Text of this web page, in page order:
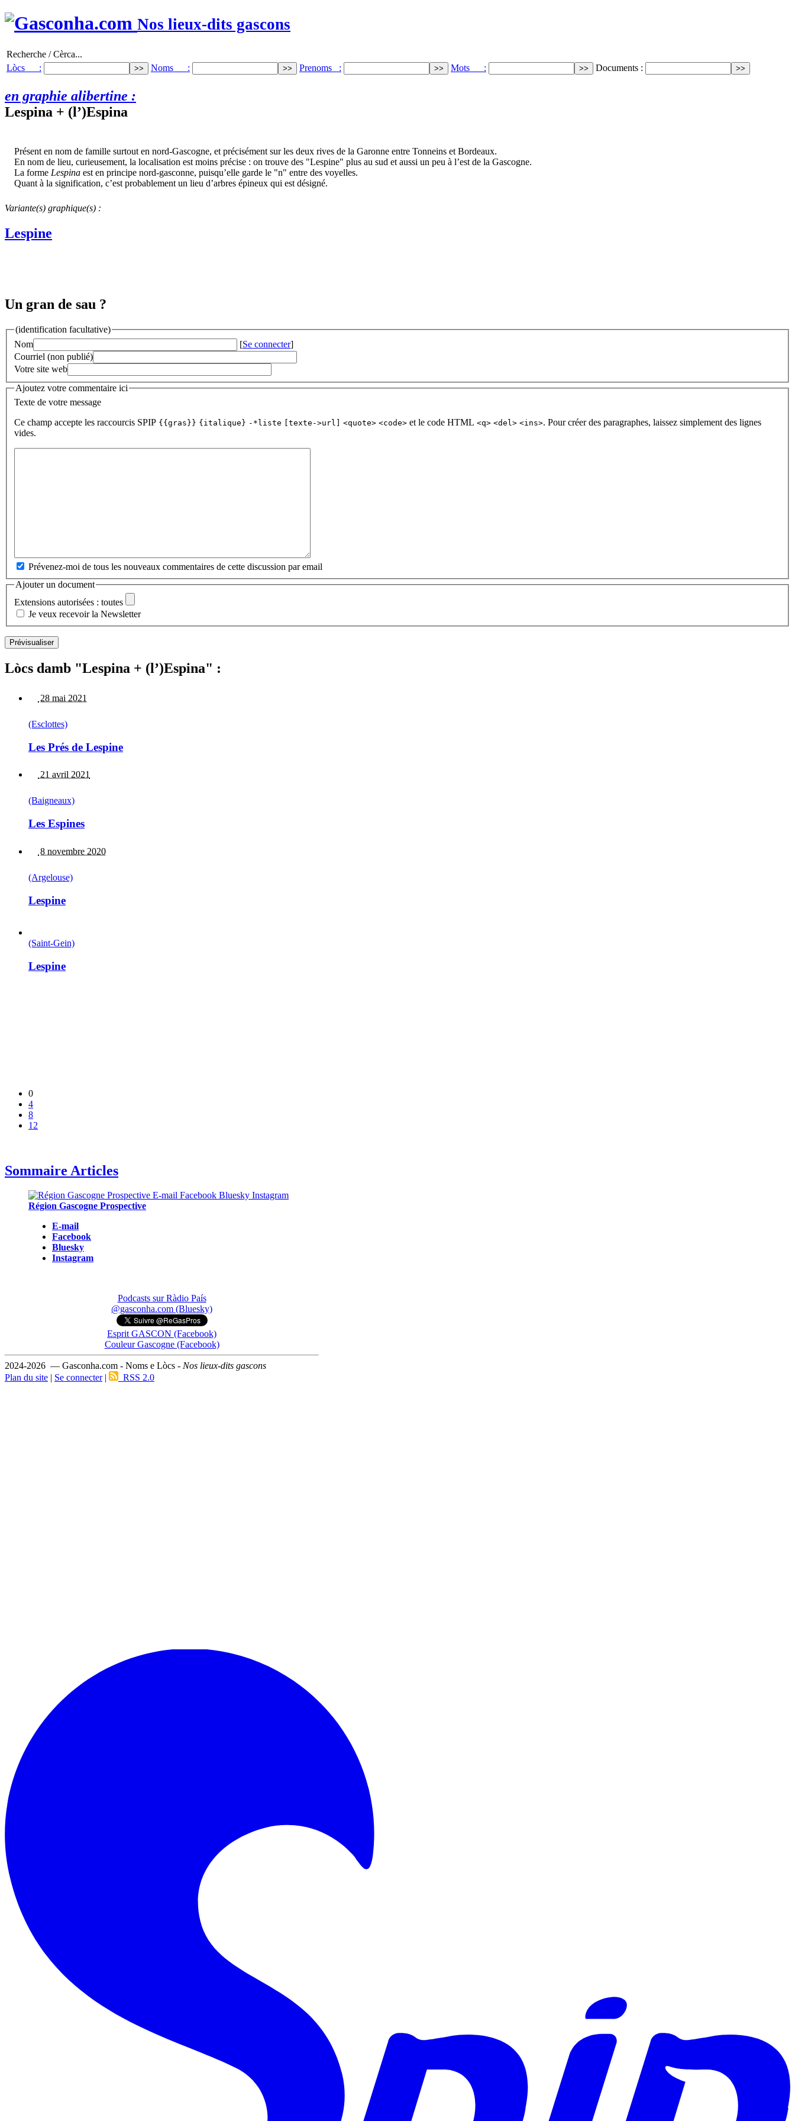
Nos lieux-dits gascons
Recherche / Cèrca...
Lòcs :
Noms : Prenoms : Mots : Documents :
en graphie alibertine :
Lespina + (l’)Espina
Présent en nom de famille surtout en nord-Gascogne, et précisément sur les deux rives de la Garonne entre Tonneins et Bordeaux.
En nom de lieu, curieusement, la localisation est moins précise : on trouve des "Lespine" plus au sud et aussi un peu à l’est de la Gascogne.
La forme Lespina est en principe nord-gasconne, puisqu’elle garde le "n" entre des voyelles.
Quant à la signification, c’est probablement un lieu d’arbres épineux qui est désigné.
Variante(s) graphique(s) :
Lespine
Un gran de sau ?
(identification facultative)
Nom
[Se connecter]
Courriel (non publié)
Votre site web
Ajoutez votre commentaire ici
Texte de votre message
Ce champ accepte les raccourcis SPIP {{gras}} {italique} -*liste [texte->url] <quote> <code> et le code HTML <q> <del> <ins>. Pour créer des paragraphes, laissez simplement des lignes
vides.
Prévenez-moi de tous les nouveaux commentaires de cette discussion par email
Ajouter un document
Extensions autorisées : toutes
Je veux recevoir la Newsletter
Lòcs damb "Lespina + (l’)Espina" :
28 mai 2021
(Esclottes)
Les Prés de Lespine
21 avril 2021
(Baigneaux)
Les Espines
8 novembre 2020
(Argelouse)
Lespine
(Saint-Gein)
Lespine
0
4
8
12
Sommaire Articles
Région Gascogne Prospective
E-mail
Facebook
Bluesky
Instagram
Podcasts sur Ràdio País
@gasconha.com (Bluesky)
Esprit GASCON (Facebook)
Couleur Gascogne (Facebook)
2024-2026 — Gasconha.com - Noms e Lòcs - Nos lieux-dits gascons
Plan du site
Se connecter| RSS 2.0